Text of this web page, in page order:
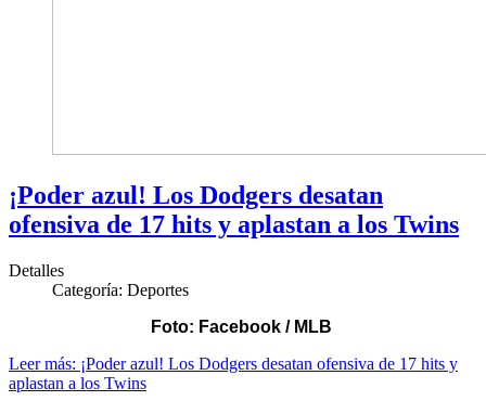
¡Poder azul! Los Dodgers desatan
ofensiva de 17 hits y aplastan a los Twins
Detalles
Categoría: Deportes
Foto: Facebook / MLB
Leer más: ¡Poder azul! Los Dodgers desatan ofensiva de 17 hits y
aplastan a los Twins